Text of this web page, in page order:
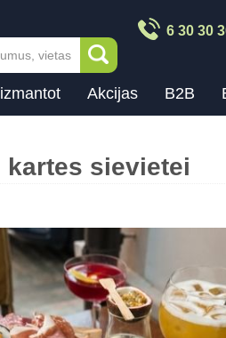
6 30 30
Akcijas B2B
kartes sievietei